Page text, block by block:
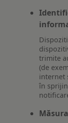
trimite
(de
internet
în